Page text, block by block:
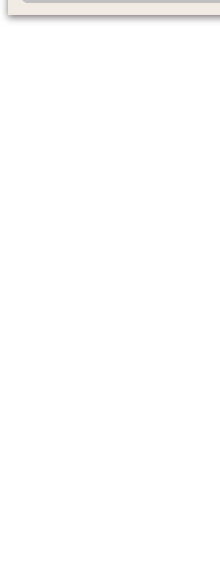
to exercise your right. If we have detected an opt-out
honored.Change your sell or share preference